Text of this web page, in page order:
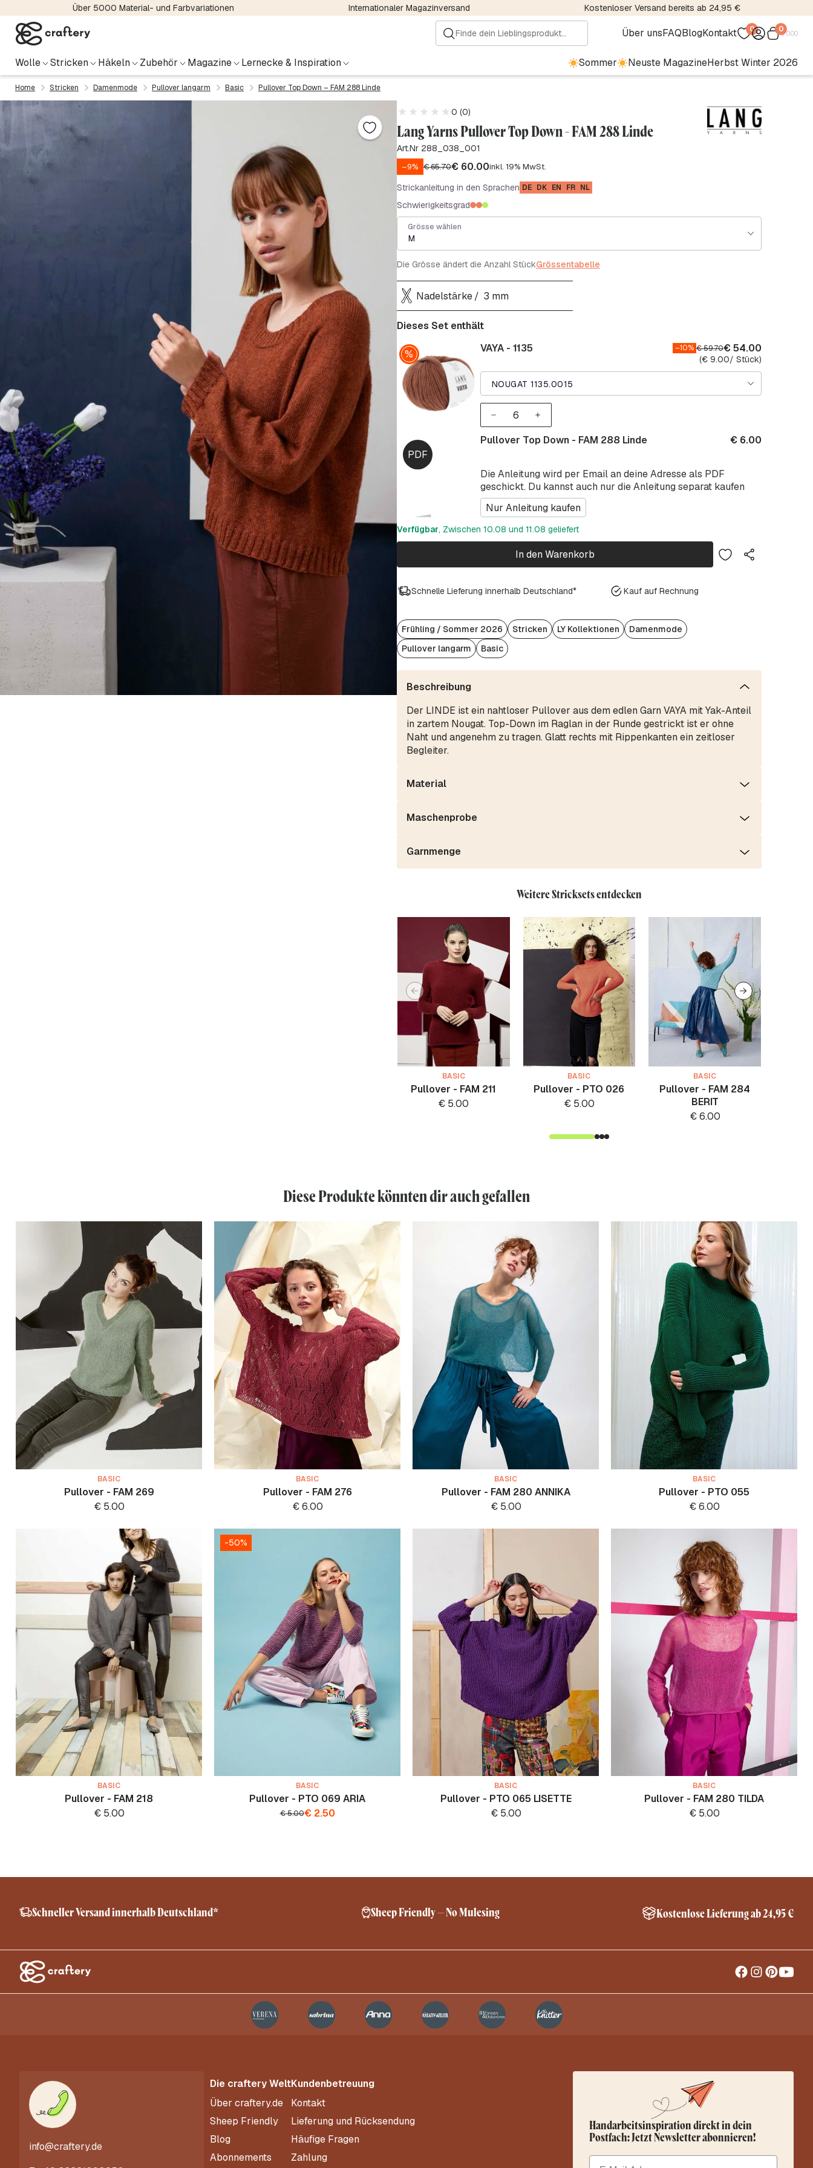
Über 5000 Material- und Farbvariationen Internationaler Magazinversand Kostenloser Versand bereits ab 24,95 €
Über unsFAQBlogKontakt 0 0€0.00
Wolle Stricken Häkeln Zubehör Magazine Lernecke & Inspiration Sommer Neuste MagazineHerbst Winter 2026
Home Stricken Damenmode Pullover langarm Basic Pullover Top Down – FAM 288 Linde
0 (0)
Lang Yarns Pullover Top Down - FAM 288 Linde
Art.Nr 288_038_001
–9% €65.70€60.00inkl. 19% MwSt.
Strickanleitung in den Sprachen DE DK EN FR NL
Schwierigkeitsgrad
Grösse wählen
M
Die Grösse ändert die Anzahl StückGrössentabelle
Nadelstärke 3 mm
Dieses Set enthält
NOUGAT 1135.0015
VAYA - 1135 –10% €59.70€54.00
(€9.00/ Stück)
Die Anleitung wird per Email an deine Adresse als PDF
geschickt. Du kannst auch nur die Anleitung separat kaufen
Nur Anleitung kaufen
Pullover Top Down - FAM 288 Linde €6.00
Verfügbar, Zwischen 10.08 und 11.08 geliefert
In den Warenkorb
Schnelle Lieferung innerhalb Deutschland* Kauf auf Rechnung
Frühling / Sommer 2026 Stricken LY Kollektionen
Damenmode
Pullover langarm
Basic
Beschreibung
Der LINDE ist ein nahtloser Pullover aus dem edlen Garn VAYA mit Yak-Anteil
in zartem Nougat. Top-Down im Raglan in der Runde gestrickt ist er ohne
Naht und angenehm zu tragen. Glatt rechts mit Rippenkanten ein zeitloser
Begleiter.
Material
Maschenprobe
Garnmenge
Weitere Stricksets entdecken
BASIC
Pullover - FAM 211
€ 5.00
BASIC
Pullover - PTO 026
€5.00
BASIC
Pullover - FAM 284
BERIT
€6.00
Diese Produkte könnten dir auch gefallen
BASIC
Pullover - FAM 269
€5.00
BASIC
Pullover - FAM 276
€6.00
BASIC
Pullover - FAM 280 ANNIKA
€5.00
BASIC
Pullover - PTO 055
€6.00
BASIC
Pullover - FAM 218
€5.00
-50%
BASIC
Pullover - PTO 069 ARIA
€5.00€2.50
BASIC
Pullover - PTO 065 LISETTE
€5.00
BASIC
Pullover - FAM 280 TILDA
€5.00
Schneller Versand innerhalb Deutschland* Sheep Friendly – No Mulesing Kostenlose Lieferung ab 24,95 €
info@craftery.de
Die craftery Welt
Über craftery.de
Sheep Friendly
Blog
Abonnements
Kundenbetreuung
Kontakt
Lieferung und Rücksendung
Häufige Fragen
Zahlung
Handarbeitsinspiration direkt in dein
Postfach: Jetzt Newsletter abonnieren!
Email